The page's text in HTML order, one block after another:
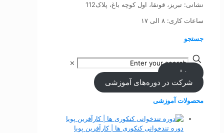
نشانی: تبریز، قونقا، اول کوچه باغ، پلاک112
ساعات کاری: ۸ الی ۱۷
جستجو
✕
مشاوره
شرکت در دوره‌های آموزشی
محصولات آموزشی
دوره تندخوانی کنکوری ها | کارآفرین پویا